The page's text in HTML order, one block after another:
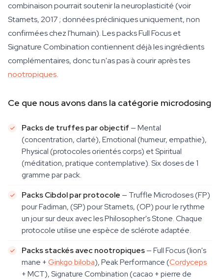
combinaison pourrait soutenir la neuroplasticité (voir
Stamets, 2017 ; données précliniques uniquement, non
confirmées chez l'humain). Les packs Full Focus et
Signature Combination contiennent déjà les ingrédients
complémentaires, donc tu n'as pas à courir après tes
nootropiques.
Ce que nous avons dans la catégorie microdosing
Packs de truffes par objectif — Mental
(concentration, clarté), Emotional (humeur, empathie),
Physical (protocoles orientés corps) et Spiritual
(méditation, pratique contemplative). Six doses de 1
gramme par pack.
Packs Cibdol par protocole — Truffle Microdoses (FP)
pour Fadiman, (SP) pour Stamets, (OP) pour le rythme
un jour sur deux avec les Philosopher's Stone. Chaque
protocole utilise une espèce de sclérote adaptée.
Packs stackés avec nootropiques— Full Focus (lion's
mane +Ginkgo biloba), Peak Performance (Cordyceps
+ MCT), Signature Combination (cacao + pierre de